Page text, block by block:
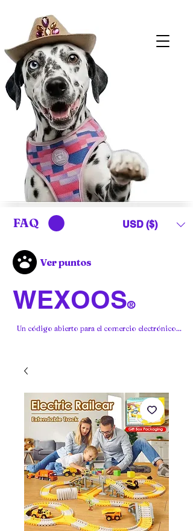
USD ($)
WEXOOS®
Ver puntos
Un código abierto para el comercio electrónico...
FAQ